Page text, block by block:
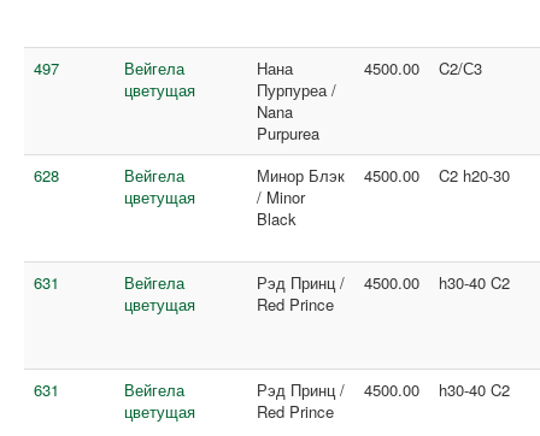
497
Вейгела
цветущая
Нана
Пурпуреа /
Nana
Purpurea
4500.00 C2/С3
628
Вейгела
цветущая
Минор Блэк
/ Minor
Black
4500.00 C2 h20-30
631
Вейгела
цветущая
Рэд Принц /
Red Prince
4500.00 h30-40 C2
631
Вейгела
цветущая
Рэд Принц /
Red Prince
4500.00 h30-40 C2